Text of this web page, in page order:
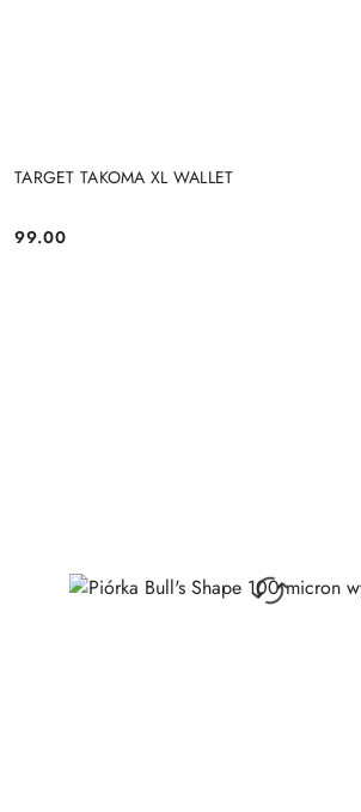
TARGET TAKOMA XL WALLET
Cena:
99.00